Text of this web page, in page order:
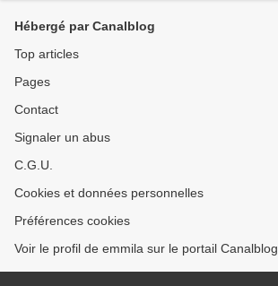
Hébergé par Canalblog
Top articles
Pages
Contact
Signaler un abus
C.G.U.
Cookies et données personnelles
Préférences cookies
Voir le profil de emmila sur le portail Canalblog